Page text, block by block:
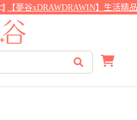
【夢谷xDRAWDRAWIN】生活精品